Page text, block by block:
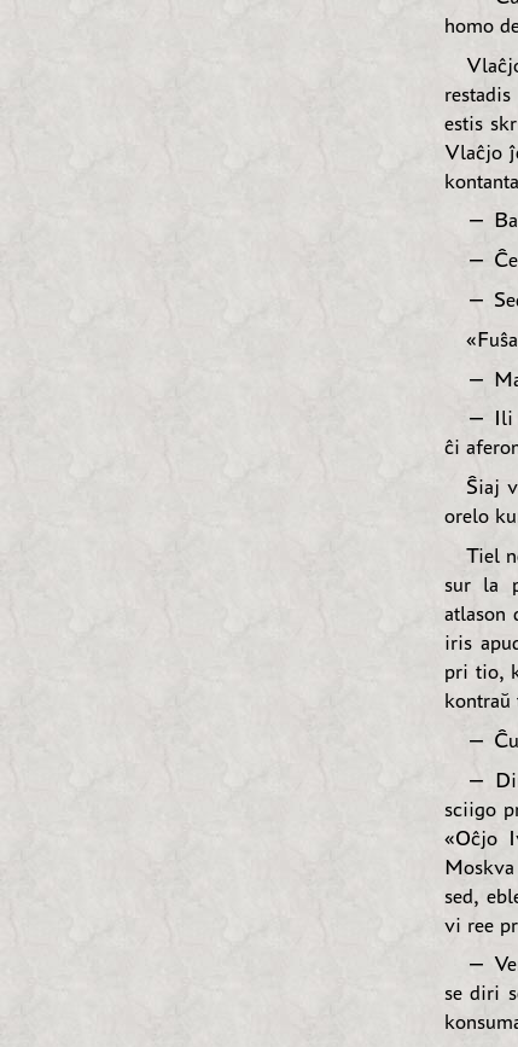
homo
estis
Vlaĉjo
—
—
—
—
— Ili
ĉi
Ŝiaj
orelo
Tiel
sur la
atlason
iris
pri tio,
kontraŭ
—
—
sciigo
«Oĉjo
sed,
vi ree
—
se diri